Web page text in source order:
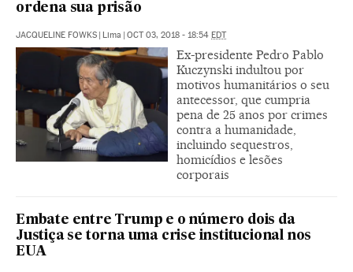
ordena sua prisão
JACQUELINE FOWKS | Lima | OCT 03, 2018 - 18:54 EDT
Ex-presidente Pedro Pablo
Kuczynski indultou por
motivos humanitários o seu
antecessor, que cumpria
pena de 25 anos por crimes
contra a humanidade,
incluindo sequestros,
homicídios e lesões
corporais
Embate entre Trump e o número dois da
Justiça se torna uma crise institucional nos
EUA